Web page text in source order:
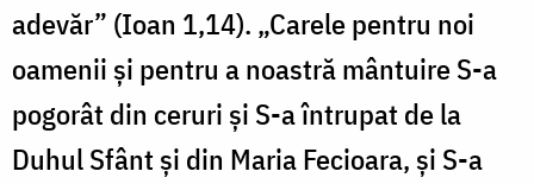
adevăr” (Ioan 1,14). „Carele pentru noi
oamenii şi pentru a noastră mântuire S-a
pogorât din ceruri şi S-a întrupat de la
Duhul Sfânt şi din Maria Fecioara, şi S-a